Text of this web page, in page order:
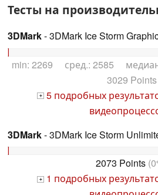
Тесты на
3DMark- 3DMark Ice Storm
min: 2269 сред.: 2585
3029 Points
+ 5 подробных
3DMark- 3DMark Ice Storm
2073 Points
+ 1 подробных